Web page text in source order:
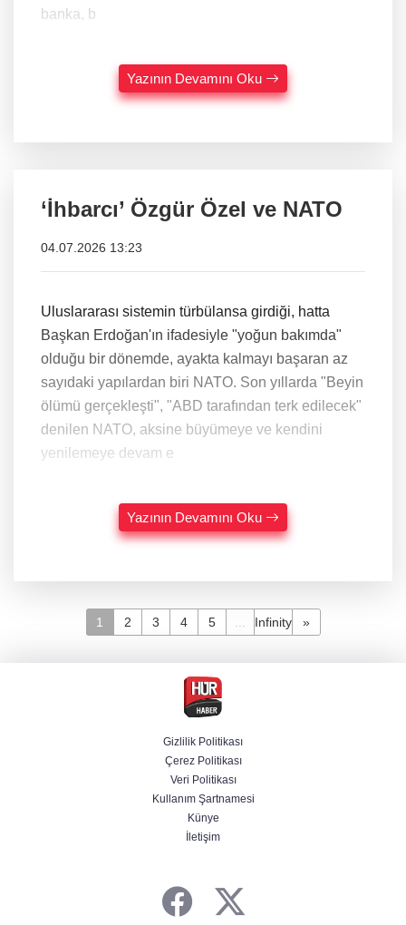
banka, b
Yazının Devamını Oku
‘İhbarcı’ Özgür Özel ve NATO
04.07.2026 13:23
Uluslararası sistemin türbülansa girdiği, hatta
Başkan Erdoğan'ın ifadesiyle "yoğun bakımda"
olduğu bir dönemde, ayakta kalmayı başaran az
sayıdaki yapılardan biri NATO. Son yıllarda "Beyin
ölümü gerçekleşti", "ABD tarafından terk edilecek"
denilen NATO, aksine büyümeye ve kendini
yenilemeye devam e
Yazının Devamını Oku
1 2 3 4 5 Infinity »
Gizlilik Politikası
Çerez Politikası
Veri Politikası
Kullanım Şartnamesi
Künye
İletişim